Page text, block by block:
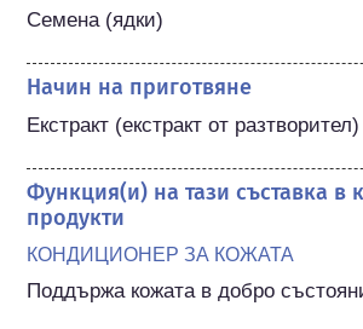
Семена (ядки)
Начин на приготвяне
Екстракт (екстракт от разтворител)
Функция(и) на тази съставка в
продукти
КОНДИЦИОНЕР ЗА КОЖАТА
Поддържа кожата в добро